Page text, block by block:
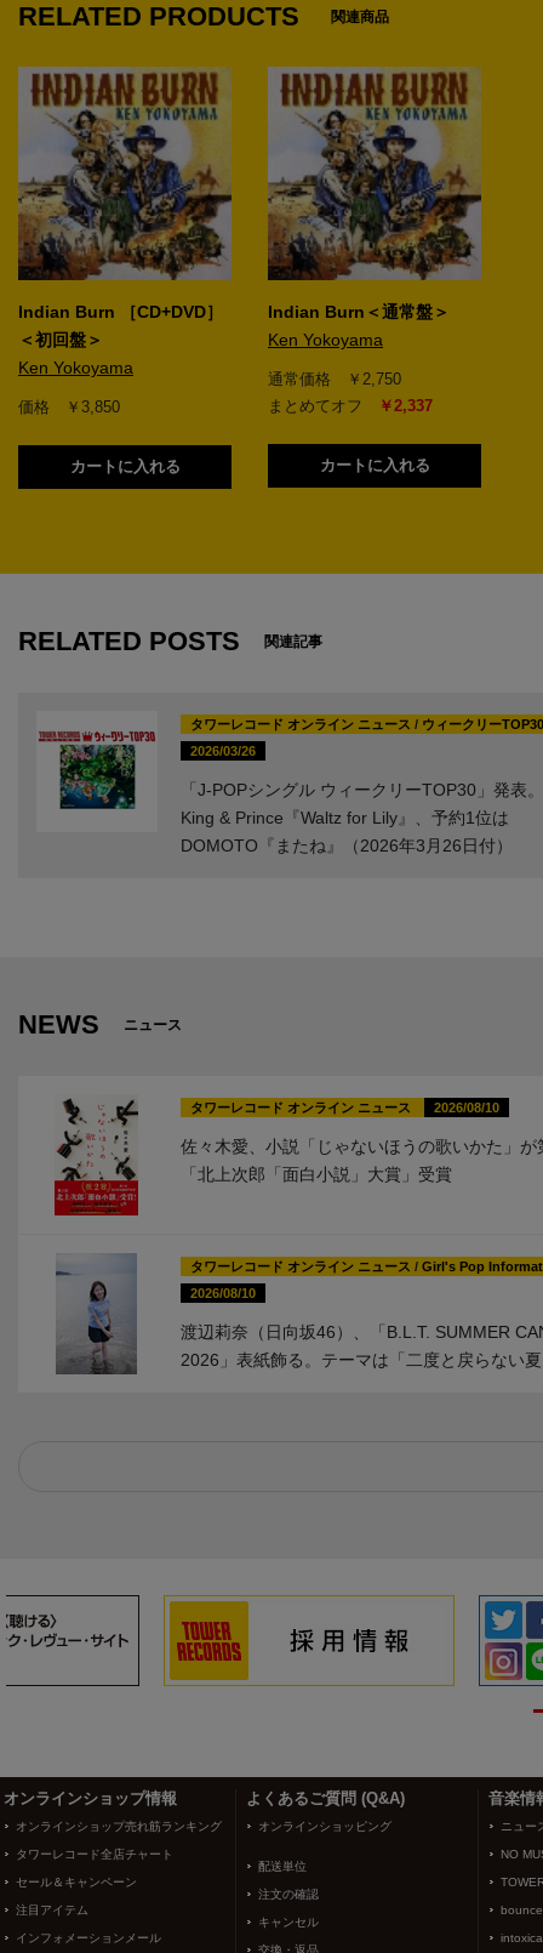
RELATED PRODUCTS 関連商品
Indian Burn ［CD+DVD］
＜初回盤＞
Ken Yokoyama
価格 ￥3,850
カートに入れる
Indian Burn＜通常盤＞
Ken Yokoyama
通常価格 ￥2,750
まとめてオフ
￥2,337
カートに入れる
RELATED POSTS 関連記事
タワーレコード オンライン ニュース / ウィークリー
2026/03/26
「J-POPシングル ウィークリーTOP30」発表
King & Prince『Waltz for Lily』、予約1位は
DOMOTO『またね』（2026年3月26日付）
NEWS ニュース
タワーレコード オンライン ニュース 2026/08/10
佐々木愛、小説「じゃないほうの歌いかた」が
「北上次郎「面白小説」大賞」受賞
タワーレコード オンライン ニュース / Girl's Pop
2026/08/10
渡辺莉奈（日向坂46）、「B.L.T. SUMMER
2026」表紙飾る。テーマは「二度と戻らない
オンラインショップ情報
オンラインショップ売れ筋ランキング
タワーレコード全店チャート
セール＆キャンペーン
注目アイテム
インフォメーションメール
よくあるご質問 (Q&A)
オンラインショッピング
配送単位
注文の確認
キャンセル
交換・返品
音楽情
ニュー
NO
bounce